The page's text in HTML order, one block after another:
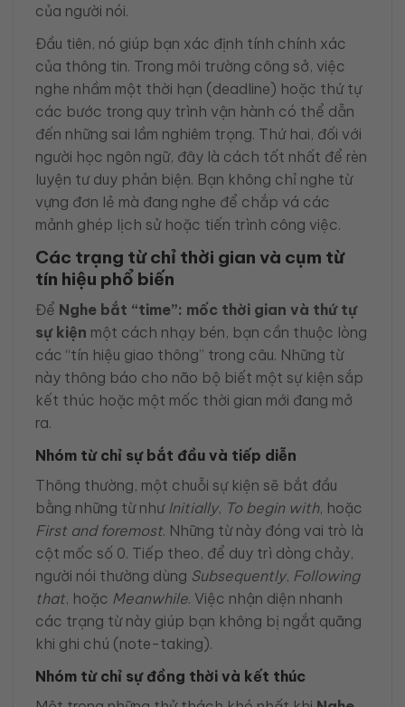
của người nói.
Đầu tiên, nó giúp bạn xác định tính chính xác
của thông tin. Trong môi trường công sở, việc
nghe nhầm một thời hạn (deadline) hoặc thứ tự
các bước trong quy trình vận hành có thể dẫn
đến những sai lầm nghiêm trọng. Thứ hai, đối với
người học ngôn ngữ, đây là cách tốt nhất để rèn
luyện tư duy phản biện. Bạn không chỉ nghe từ
vựng đơn lẻ mà đang nghe để chắp vá các
mảnh ghép lịch sử hoặc tiến trình công việc.
Các trạng từ chỉ thời gian và cụm từ
tín hiệu phổ biến
Để Nghe bắt “time”: mốc thời gian và thứ tự
sự kiện một cách nhạy bén, bạn cần thuộc lòng
các “tín hiệu giao thông” trong câu. Những từ
này thông báo cho não bộ biết một sự kiện sắp
kết thúc hoặc một mốc thời gian mới đang mở
ra.
Nhóm từ chỉ sự bắt đầu và tiếp diễn
Thông thường, một chuỗi sự kiện sẽ bắt đầu
bằng những từ như Initially, To begin with, hoặc
First and foremost. Những từ này đóng vai trò là
cột mốc số 0. Tiếp theo, để duy trì dòng chảy,
người nói thường dùng Subsequently, Following
that, hoặc Meanwhile. Việc nhận diện nhanh
các trạng từ này giúp bạn không bị ngắt quãng
khi ghi chú (note-taking).
Nhóm từ chỉ sự đồng thời và kết thúc